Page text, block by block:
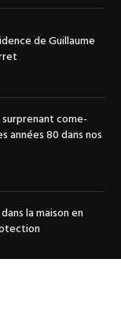
de Guillaume
come-
années 80 dans nos
la maison en